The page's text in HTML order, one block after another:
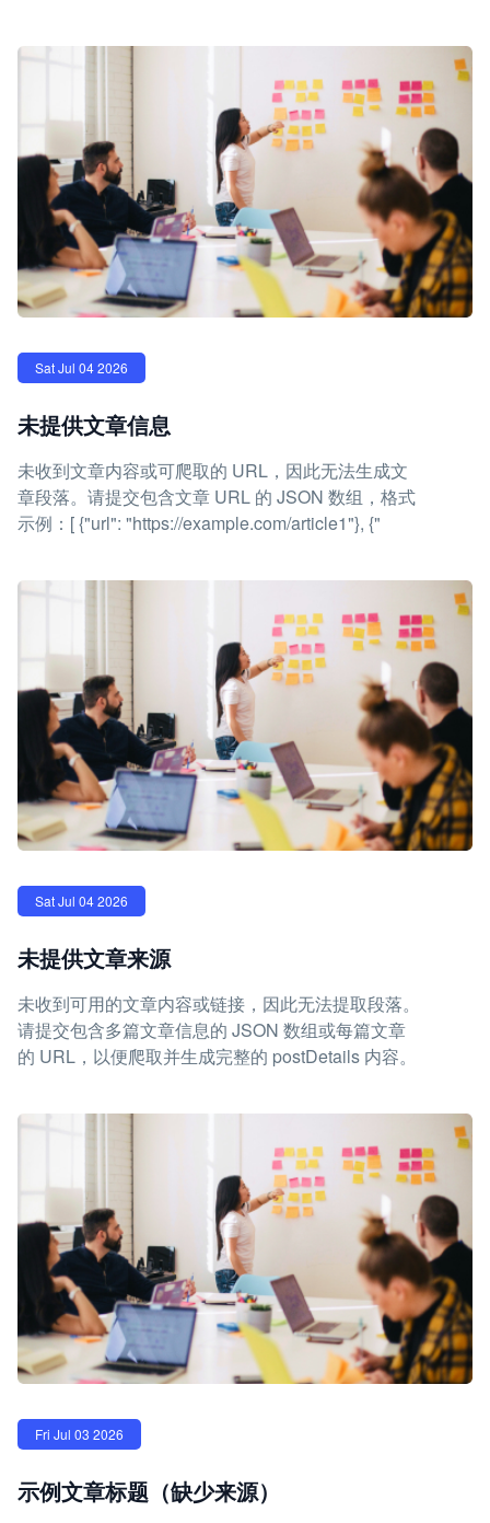
Sat Jul 04 2026
未提供文章信息
未收到文章内容或可爬取的 URL，因此无法生成文
章段落。请提交包含文章 URL 的 JSON 数组，格式
示例：[ {"url": "https://example.com/article1"}, {"
Sat Jul 04 2026
未提供文章来源
未收到可用的文章内容或链接，因此无法提取段落。
请提交包含多篇文章信息的 JSON 数组或每篇文章
的 URL，以便爬取并生成完整的 postDetails 内容。
Fri Jul 03 2026
示例文章标题（缺少来源）